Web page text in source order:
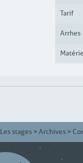
Tarif
Arrhes
Les stages > Archives >